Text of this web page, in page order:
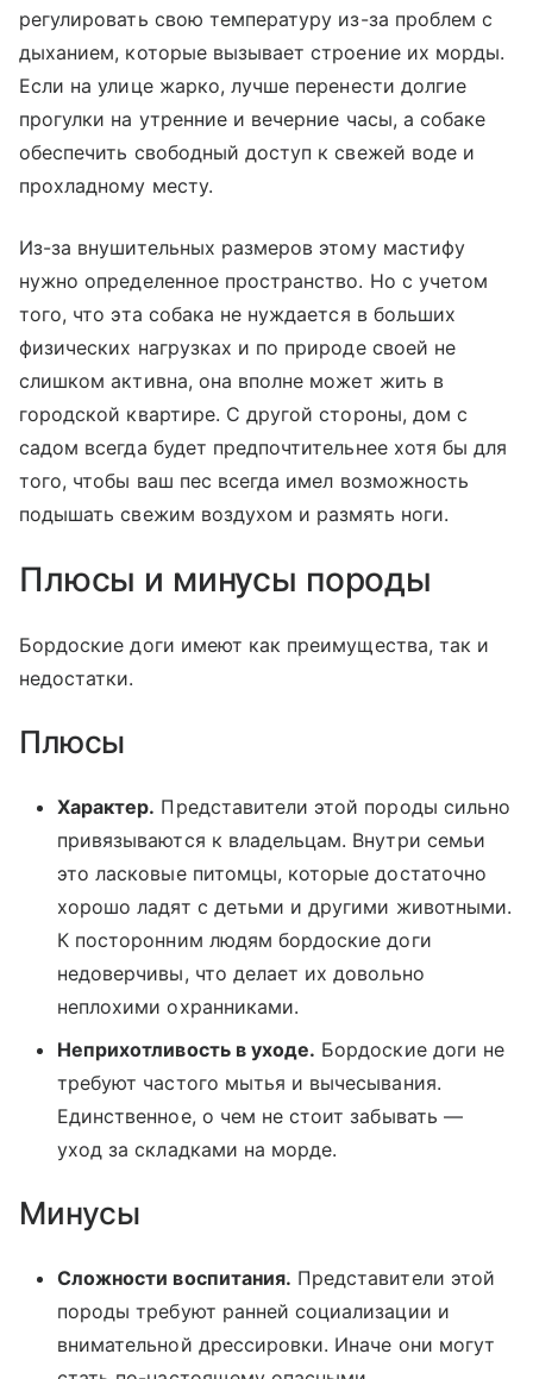
регулировать свою температуру из-за проблем с
дыханием, которые вызывает строение их морды.
Если на улице жарко, лучше перенести долгие
прогулки на утренние и вечерние часы, а собаке
обеспечить свободный доступ к свежей воде и
прохладному месту.
Из-за внушительных размеров этому мастифу
нужно определенное пространство. Но с учетом
того, что эта собака не нуждается в больших
физических нагрузках и по природе своей не
слишком активна, она вполне может жить в
городской квартире. С другой стороны, дом с
садом всегда будет предпочтительнее хотя бы для
того, чтобы ваш пес всегда имел возможность
подышать свежим воздухом и размять ноги.
Плюсы и минусы породы
Бордоские доги имеют как преимущества, так и
недостатки.
Плюсы
Характер. Представители этой породы сильно
привязываются к владельцам. Внутри семьи
это ласковые питомцы, которые достаточно
хорошо ладят с детьми и другими животными.
К посторонним людям бордоские доги
недоверчивы, что делает их довольно
неплохими охранниками.
Неприхотливость в уходе. Бордоские доги не
требуют частого мытья и вычесывания.
Единственное, о чем не стоит забывать —
уход за складками на морде.
Минусы
Сложности воспитания. Представители этой
породы требуют ранней социализации и
внимательной дрессировки. Иначе они могут